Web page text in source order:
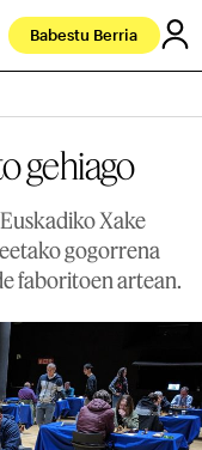
Babestu Berria
gehiago
Xake
gogorrena
faboritoen artean.